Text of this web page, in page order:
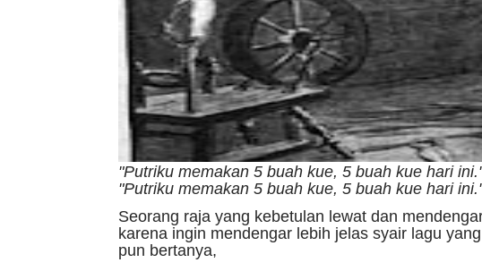
"Putriku memakan 5 buah kue, 5 buah kue hari
"Putriku memakan 5 buah kue, 5 buah kue hari
Seorang raja yang kebetulan lewat dan
karena ingin mendengar lebih jelas syair lagu
pun bertanya,